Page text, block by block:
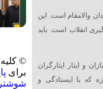
والامقام است. این
انقلاب است. باید
و ایثار ایثارگران
میان یاد و خاطره‌ی شهدای اقتدار در جنگ تحمیلی ۱۲ روزه که با ایستادگی و
©
برای
شوشتر